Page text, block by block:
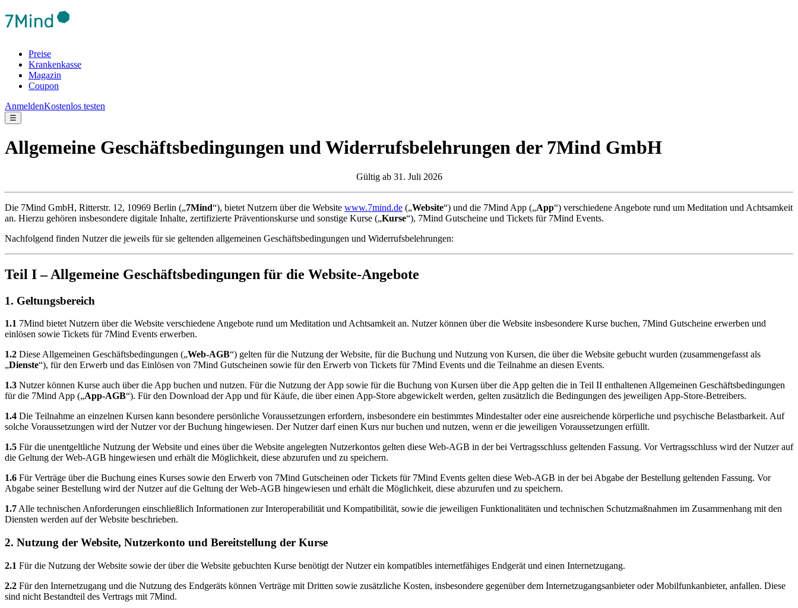
Preise
Krankenkasse
Magazin
Coupon
AnmeldenKostenlos testen
☰
Allgemeine Geschäftsbedingungen und Widerrufsbelehrungen der 7Mind GmbH
Gültig ab 31. Juli 2026
Die 7Mind GmbH, Ritterstr. 12, 10969 Berlin („7Mind“), bietet Nutzern über die Website www.7mind.de („Website“) und die 7Mind App („App“) verschiedene Angebote rund um Meditation und Achtsamkeit
an. Hierzu gehören insbesondere digitale Inhalte, zertifizierte Präventionskurse und sonstige Kurse („Kurse“), 7Mind Gutscheine und Tickets für 7Mind Events.
Nachfolgend finden Nutzer die jeweils für sie geltenden allgemeinen Geschäftsbedingungen und Widerrufsbelehrungen:
Teil I – Allgemeine Geschäftsbedingungen für die Website-Angebote
1. Geltungsbereich
1.1 7Mind bietet Nutzern über die Website verschiedene Angebote rund um Meditation und Achtsamkeit an. Nutzer können über die Website insbesondere Kurse buchen, 7Mind Gutscheine erwerben und
einlösen sowie Tickets für 7Mind Events erwerben.
1.2 Diese Allgemeinen Geschäftsbedingungen („Web-AGB“) gelten für die Nutzung der Website, für die Buchung und Nutzung von Kursen, die über die Website gebucht wurden (zusammengefasst als
„Dienste“), für den Erwerb und das Einlösen von 7Mind Gutscheinen sowie für den Erwerb von Tickets für 7Mind Events und die Teilnahme an diesen Events.
1.3 Nutzer können Kurse auch über die App buchen und nutzen. Für die Nutzung der App sowie für die Buchung von Kursen über die App gelten die in Teil II enthaltenen Allgemeinen Geschäftsbedingungen
für die 7Mind App („App-AGB“). Für den Download der App und für Käufe, die über einen App-Store abgewickelt werden, gelten zusätzlich die Bedingungen des jeweiligen App-Store-Betreibers.
1.4 Die Teilnahme an einzelnen Kursen kann besondere persönliche Voraussetzungen erfordern, insbesondere ein bestimmtes Mindestalter oder eine ausreichende körperliche und psychische Belastbarkeit. Auf
solche Voraussetzungen wird der Nutzer vor der Buchung hingewiesen. Der Nutzer darf einen Kurs nur buchen und nutzen, wenn er die jeweiligen Voraussetzungen erfüllt.
1.5 Für die unentgeltliche Nutzung der Website und eines über die Website angelegten Nutzerkontos gelten diese Web-AGB in der bei Vertragsschluss geltenden Fassung. Vor Vertragsschluss wird der Nutzer auf
die Geltung der Web-AGB hingewiesen und erhält die Möglichkeit, diese abzurufen und zu speichern.
1.6 Für Verträge über die Buchung eines Kurses sowie den Erwerb von 7Mind Gutscheinen oder Tickets für 7Mind Events gelten diese Web-AGB in der bei Abgabe der Bestellung geltenden Fassung. Vor
Abgabe seiner Bestellung wird der Nutzer auf die Geltung der Web-AGB hingewiesen und erhält die Möglichkeit, diese abzurufen und zu speichern.
1.7Alle technischen Anforderungen einschließlich Informationen zur Interoperabilität und Kompatibilität, sowie die jeweiligen Funktionalitäten und technischen Schutzmaßnahmen im Zusammenhang mit den
Diensten werden auf der Website beschrieben.
2. Nutzung der Website, Nutzerkonto und Bereitstellung der Kurse
2.1 Für die Nutzung der Website sowie der über die Website gebuchten Kurse benötigt der Nutzer ein kompatibles internetfähiges Endgerät und einen Internetzugang.
2.2 Für den Internetzugang und die Nutzung des Endgeräts können Verträge mit Dritten sowie zusätzliche Kosten, insbesondere gegenüber dem Internetzugangsanbieter oder Mobilfunkanbieter, anfallen. Diese
sind nicht Bestandteil des Vertrags mit 7Mind.